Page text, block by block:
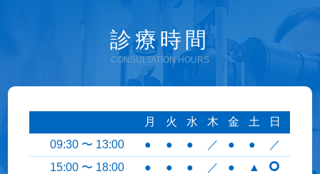
診療時間
CONSULTATION HOURS
月 火 水 木 金 土
日
09:30 〜 13:00
● ● ● ／ ● ●
／
15:00 〜 18:00
● ● ● ／ ● ▲